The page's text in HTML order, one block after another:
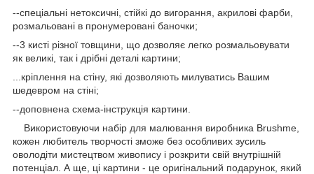
--спеціальні нетоксичні, стійкі до вигорання, акрилові фарби,
розмальовані в пронумеровані баночки;
--3 кисті різної товщини, що дозволяє легко розмальовувати
як великі, так і дрібні деталі картини;
...кріплення на стіну, які дозволяють милуватись Вашим
шедевром на стіні;
--доповнена схема-інструкція картини.
Використовуючи набір для малювання виробника Brushme,
кожен любитель творчості зможе без особливих зусиль
оволодіти мистецтвом живопису і розкрити свій внутрішній
потенціал. А ще, ці картини - це оригінальний подарунок, який